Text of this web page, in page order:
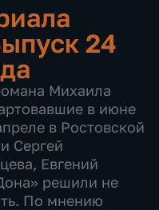
24
Михаила
в июне
в Ростовской
Сергей
Евгений
решили не
По мнению